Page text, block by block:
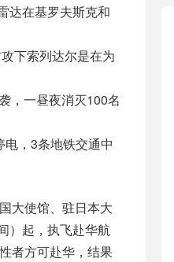
达在基罗夫斯克和
下索列达尔是在为
，一昼夜消灭100名
，3条地铁交通中
大使馆、驻日本大
）起，执飞赴华航
者方可赴华，结果